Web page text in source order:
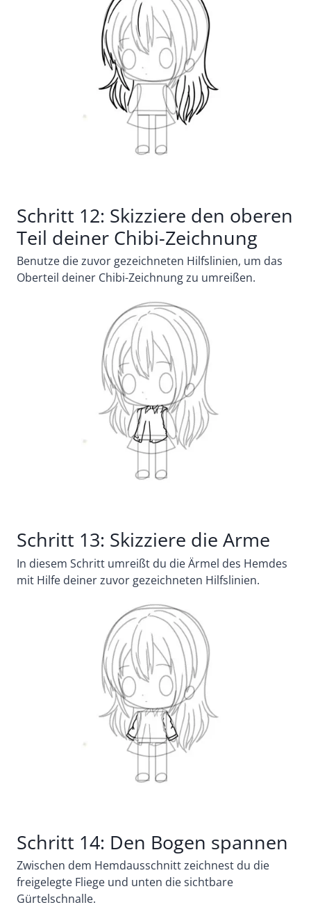
Schritt 12: Skizziere den oberen
Teil deiner Chibi-Zeichnung
Benutze die zuvor gezeichneten Hilfslinien, um das
Oberteil deiner Chibi-Zeichnung zu umreißen.
Schritt 13: Skizziere die Arme
In diesem Schritt umreißt du die Ärmel des Hemdes
mit Hilfe deiner zuvor gezeichneten Hilfslinien.
Schritt 14: Den Bogen spannen
Zwischen dem Hemdausschnitt zeichnest du die
freigelegte Fliege und unten die sichtbare
Gürtelschnalle.